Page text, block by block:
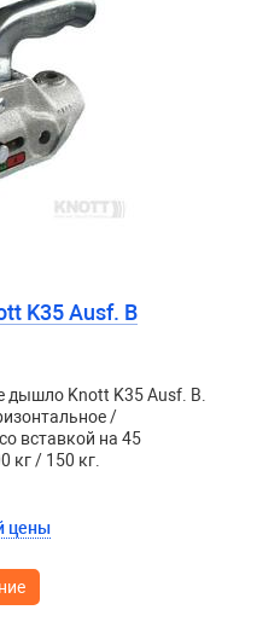
K35 Ausf. B
дышло Knott K35 Ausf. B.
/
вставкой на 45
кг / 150 кг.
цены